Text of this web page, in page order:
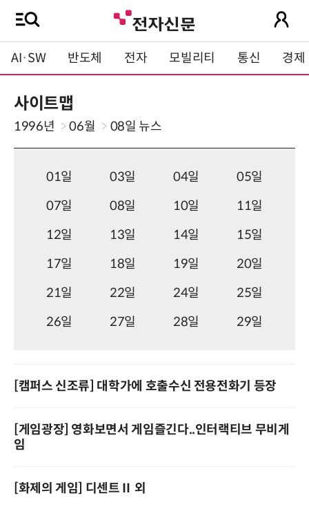
AI·SW 반도체 전자 모빌리티 통신 경제
사이트맵
1996년 06월 08일 뉴스
01일 03일 04일
05일
07일
08일 10일
11일
12일
13일 14일
15일
17일
18일 19일
20일
21일
22일 24일
25일
26일
27일 28일 29일
[캠퍼스 신조류] 대학가에 호출수신 전용전화기 등장
[게임광장] 영화보면서 게임즐긴다..인터랙티브 무비게
임
[화제의 게임] 디센트Ⅱ 외